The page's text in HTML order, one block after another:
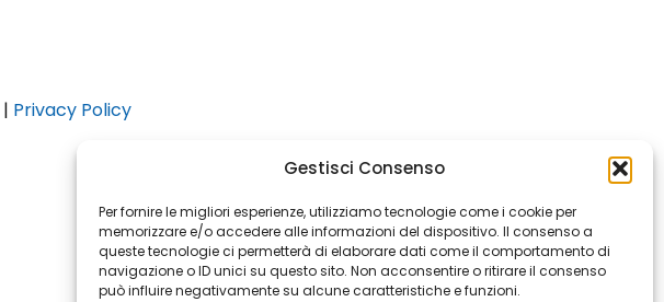
Gestisci Consenso
Per fornire le migliori esperienze, utilizziamo tecnologie come i cookie per
memorizzare e/o accedere alle informazioni del dispositivo. Il consenso a
queste tecnologie ci permetterà di elaborare dati come il comportamento di
navigazione o ID unici su questo sito. Non acconsentire o ritirare il consenso
può influire negativamente su alcune caratteristiche e funzioni.
| Privacy Policy